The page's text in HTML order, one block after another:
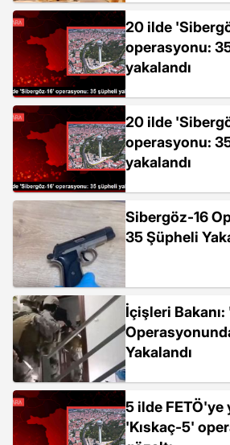
20 ilde
operasyonu:
yakalandı
20 ilde
operasyonu:
yakalandı
Sibergöz-16
35 Şüpheli
İçişleri
Yakalandı
5 ilde FETÖ'ye
'Kıskaç-5'